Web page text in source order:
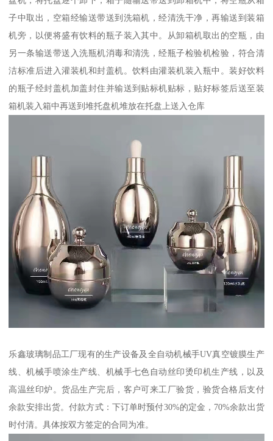
子中取出，空箱经输送带送到洗箱机，经清洗干净，再输送到装箱
机旁，以便将盛有饮料的瓶子装入其中。从卸箱机取出的空瓶，由
另一条输送带送入洗瓶机消毒和清洗，经瓶子检验机检验，符合清
洁标准后进入灌装机和封盖机。饮料由灌装机装入瓶中。装好饮料
的瓶子经封盖机加盖封住并输送到贴标机贴标，贴好标签后送至装
箱机装入箱中再送到堆托盘机堆放在托盘上送入仓库
乐鑫玻璃制品工厂现有的生产设备及全自动机械手UV真空镀膜生产
线、机械手喷涂生产线、机械手七色自动丝印烫印机生产线，以及
高温丝印炉。货品生产完后，客户可来工厂验货，验货合格后支付
余款安排出货。付款方式：下订单时预付30%的定金，70%余款出货
时付清。具体按双方签定的合同为准。